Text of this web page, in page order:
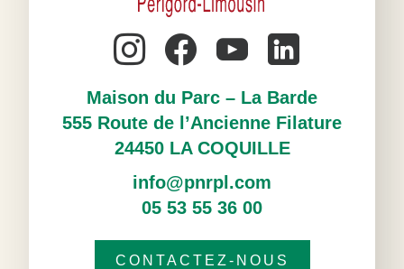
Maison du Parc – La Barde
555 Route de l’Ancienne Filature
24450 LA COQUILLE
info@pnrpl.com
05 53 55 36 00
CONTACTEZ-NOUS